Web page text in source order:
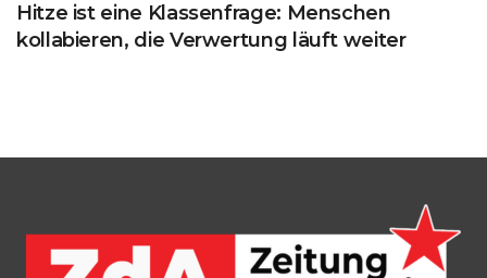
Hitze ist eine Klassenfrage: Menschen
kollabieren, die Verwertung läuft weiter